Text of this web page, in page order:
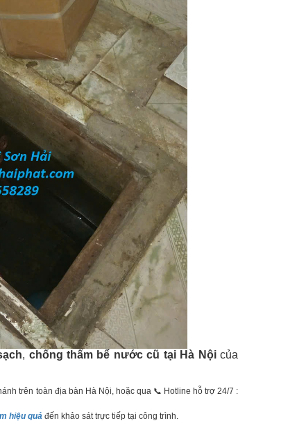
, chống thấm bể nước cũ tại Hà Nộicủa
trên toàn địa bàn Hà Nội, hoặc qua 📞 Hotline hỗ trợ 24/7 :
hiệu quả đến khảo sát trực tiếp tại công trình.